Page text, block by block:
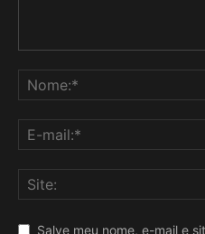
Salve meu nome, e-mail e